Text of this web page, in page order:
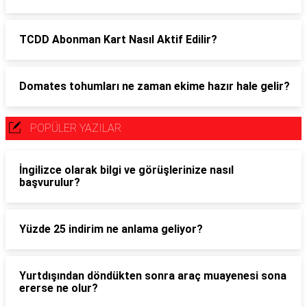
TCDD Abonman Kart Nasıl Aktif Edilir?
Domates tohumları ne zaman ekime hazır hale gelir?
POPÜLER YAZILAR
İngilizce olarak bilgi ve görüşlerinize nasıl
başvurulur?
Yüzde 25 indirim ne anlama geliyor?
Yurtdışından döndükten sonra araç muayenesi sona
ererse ne olur?